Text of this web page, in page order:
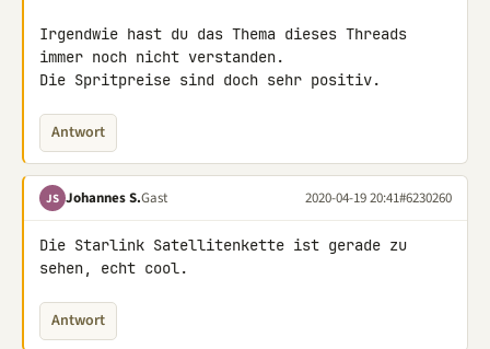
Irgendwie hast du das Thema dieses Threads
immer noch nicht verstanden.
Die Spritpreise sind doch sehr positiv.
Antwort
JS Johannes S.Gast 2020-04-19 20:41#6230260
Die Starlink Satellitenkette ist gerade zu
sehen, echt cool.
Antwort